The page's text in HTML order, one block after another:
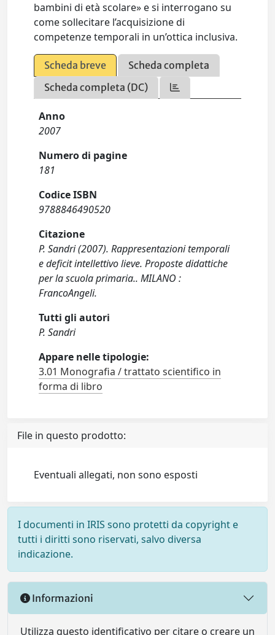
bambini di età scolare» e si interrogano su
come sollecitare l’acquisizione di
competenze temporali in un’ottica inclusiva.
Scheda breve
Scheda completa
Scheda completa (DC)
Anno
2007
Numero di pagine
181
Codice ISBN
9788846490520
Citazione
P. Sandri (2007). Rappresentazioni temporali
e deficit intellettivo lieve. Proposte didattiche
per la scuola primaria.. MILANO :
FrancoAngeli.
Tutti gli autori
P. Sandri
Appare nelle tipologie:
3.01 Monografia / trattato scientifico in
forma di libro
File in questo prodotto:
Eventuali allegati, non sono esposti
I documenti in IRIS sono protetti da copyright e
tutti i diritti sono riservati, salvo diversa
indicazione.
Informazioni
Utilizza questo identificativo per citare o creare un